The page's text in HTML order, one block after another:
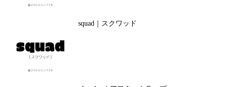
squad｜スクワッド